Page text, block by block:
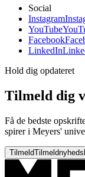
Social
Instagram
YouTube
Facebook
LinkedIn
Hold dig opdateret
Tilmeld dig
Få de bedste
spirer i Meyers'
TilmeldTilmeld